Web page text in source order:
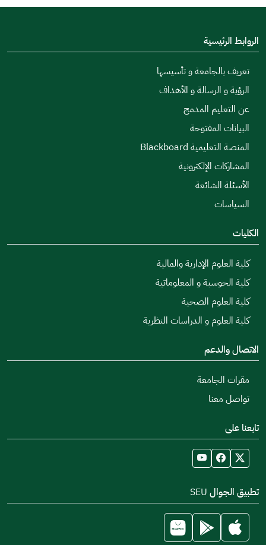
الروابط الرئيسية
تعريف بالجامعة و تأسيسها
الرؤية و الرسالة و الأهداف
عن التعليم المدمج
البيانات المفتوحة
المنصة التعليمية Blackboard
المشاركات الإلكترونية
الأسئلة الشائعة
السياسات
الكليات
كلية العلوم الإدارية والمالية
كلية الحوسبة و المعلوماتية
كلية العلوم الصحية
كلية العلوم و الدراسات النظرية
الاتصال والدعم
مقرات الجامعة
تواصل معنا
تابعنا على
تطبيق الجوال SEU